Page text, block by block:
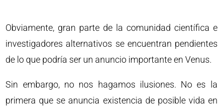
Obviamente, gran parte de la comunidad científica e
investigadores alternativos se encuentran pendientes
de lo que podría ser un anuncio importante en Venus.
Sin embargo, no nos hagamos ilusiones. No es la
primera que se anuncia existencia de posible vida en